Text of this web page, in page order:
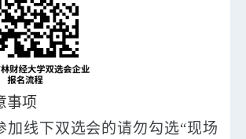
事项
加线下双选会的请勿勾选“现场